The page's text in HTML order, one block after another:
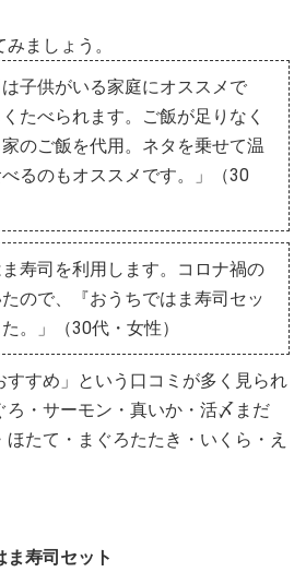
ましょう。
は子供がいる家庭にオススメで
たべられます。ご飯が足りなく
のご飯を代用。ネタを乗せて温
るのもオススメです。」（30
ま寿司を利用します。コロナ禍の
ので、『おうちではま寿司セッ
。」（30代・女性）
すすめ」という口コミが多く見られ
ろ・サーモン・真いか・活〆まだ
たて・まぐろたたき・いくら・え
寿司セット